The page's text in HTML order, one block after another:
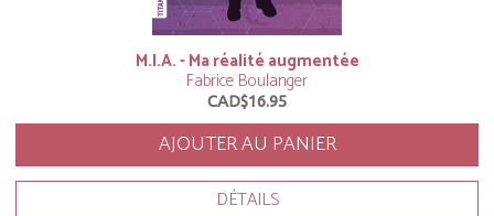
M.I.A. - Ma réalité augmentée
Fabrice Boulanger
CAD$16.95
AJOUTER AU PANIER
DÉTAILS